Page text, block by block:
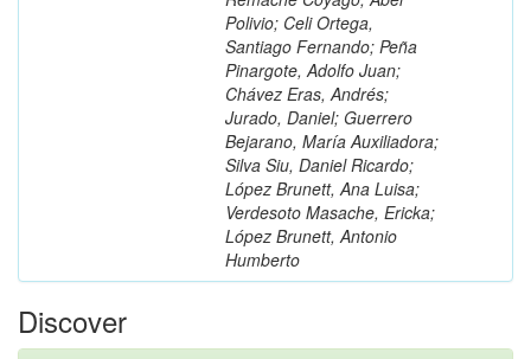
Polivio; Celi Ortega,
Santiago Fernando; Peña
Pinargote, Adolfo Juan;
Chávez Eras, Andrés;
Jurado, Daniel; Guerrero
Bejarano, María Auxiliadora;
Silva Siu, Daniel Ricardo;
López Brunett, Ana Luisa;
Verdesoto Masache, Ericka;
López Brunett, Antonio
Humberto
Discover